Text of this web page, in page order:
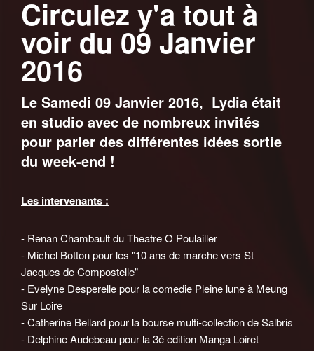
Circulez y'a tout à
voir du 09 Janvier
2016
Le Samedi 09 Janvier 2016, Lydia était
en studio avec de nombreux invités
pour parler des différentes idées sortie
du week-end !
Les intervenants :
- Renan Chambault du Theatre O Poulailler
- Michel Botton pour les "10 ans de marche vers St
Jacques de Compostelle"
- Evelyne Desperelle pour la comedie Pleine lune à Meung
Sur Loire
- Catherine Bellard pour la bourse multi-collection de Salbris
- Delphine Audebeau pour la 3é edition Manga Loiret